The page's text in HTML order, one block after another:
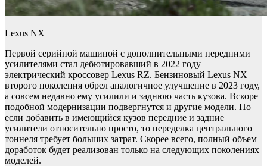
Lexus NX
Первой серийной машиной с дополнительными передними
усилителями стал дебютировавший в 2022 году
электрический кроссовер Lexus RZ. Бензиновый Lexus NX
второго поколения обрел аналогичное улучшение в 2023 году,
а совсем недавно ему усилили и заднюю часть кузова. Вскоре
подобной модернизации подвергнутся и другие модели. Но
если добавить в имеющийся кузов передние и задние
усилители относительно просто, то переделка центрального
тоннеля требует больших затрат. Скорее всего, полный объем
доработок будет реализован только на следующих поколениях
моделей.